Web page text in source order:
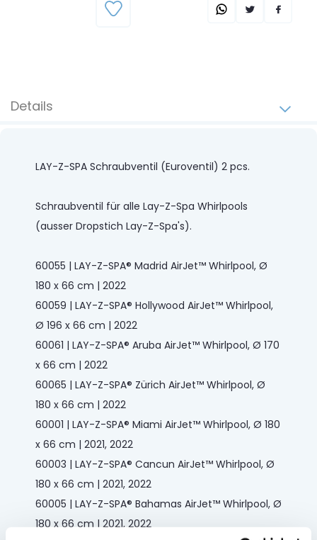
Details
LAY-Z-SPA Schraubventil (Euroventil) 2 pcs.
Schraubventil für alle Lay-Z-Spa Whirlpools
(ausser Dropstich Lay-Z-Spa's).
60055 | LAY-Z-SPA® Madrid AirJet™ Whirlpool, Ø
180 x 66 cm | 2022
60059 | LAY-Z-SPA® Hollywood AirJet™ Whirlpool,
Ø 196 x 66 cm | 2022
60061 | LAY-Z-SPA® Aruba AirJet™ Whirlpool, Ø 170
x 66 cm | 2022
60065 | LAY-Z-SPA® Zürich AirJet™ Whirlpool, Ø
180 x 66 cm | 2022
60001 | LAY-Z-SPA® Miami AirJet™ Whirlpool, Ø 180
x 66 cm | 2021, 2022
60003 | LAY-Z-SPA® Cancun AirJet™ Whirlpool, Ø
180 x 66 cm | 2021, 2022
60005 | LAY-Z-SPA® Bahamas AirJet™ Whirlpool, Ø
180 x 66 cm | 2021, 2022